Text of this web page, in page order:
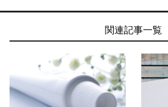
関連記事一覧